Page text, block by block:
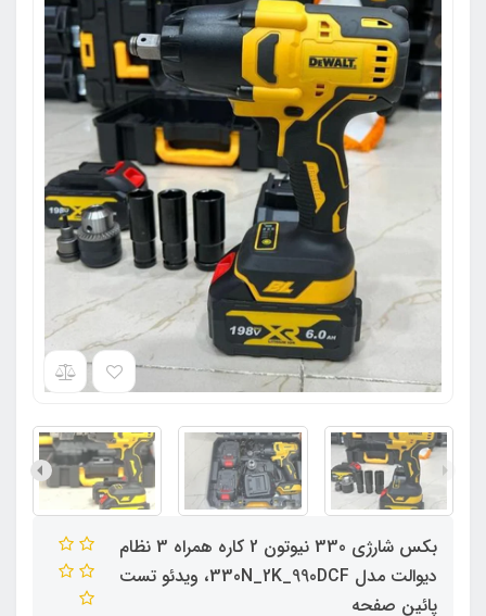
بکس شارژی 330 نیوتون 2 کاره همراه 3 نظام
دیوالت مدل 330N_2K_990DCF، ویدئو تست
پائین صفحه